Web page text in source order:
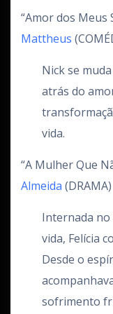
“Amor dos Meus
Mattheus
Nick se
atrás do
vida.
“A Mulher Que
Almeida (DRAMA)
Internada no
vida, Felícia
Desde o
sofrimento